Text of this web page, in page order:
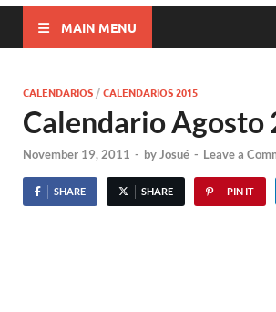
MAIN MENU
CALENDARIOS /CALENDARIOS 2015
Calendario Agosto
November 19, 2011 - byJosué - Leave a
SHARE SHARE PIN IT